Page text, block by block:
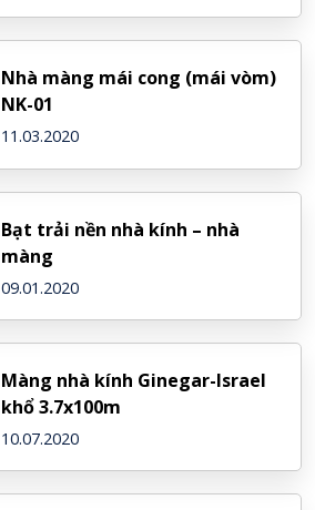
Nhà màng mái cong (mái vòm)
NK-01
11.03.2020
Bạt trải nền nhà kính – nhà
màng
09.01.2020
Màng nhà kính Ginegar-Israel
khổ 3.7x100m
10.07.2020